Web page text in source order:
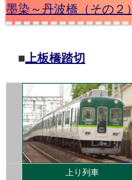
墨染～丹波橋（その２）
■上板橋踏切
上り列車